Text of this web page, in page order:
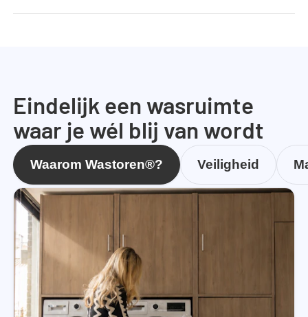
Eindelijk een wasruimte
waar je wél blij van wordt
Waarom Wastoren®? Veiligheid